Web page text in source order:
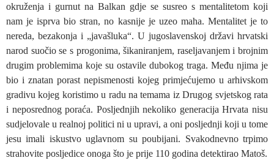
okruženja i gurnut na Balkan gdje se susreo s mentalitetom koji
nam je isprva bio stran, no kasnije je uzeo maha. Mentalitet je to
nereda, bezakonja i „javašluka“. U jugoslavenskoj državi hrvatski
narod suočio se s progonima, šikaniranjem, raseljavanjem i brojnim
drugim problemima koje su ostavile dubokog traga. Među njima je
bio i znatan porast nepismenosti kojeg primjećujemo u arhivskom
gradivu kojeg koristimo u radu na temama iz Drugog svjetskog rata
i neposrednog poraća. Posljednjih nekoliko generacija Hrvata nisu
sudjelovale u realnoj politici ni u upravi, a oni posljednji koji u tome
jesu imali iskustvo uglavnom su poubijani. Svakodnevno trpimo
strahovite posljedice onoga što je prije 110 godina detektirao Matoš.